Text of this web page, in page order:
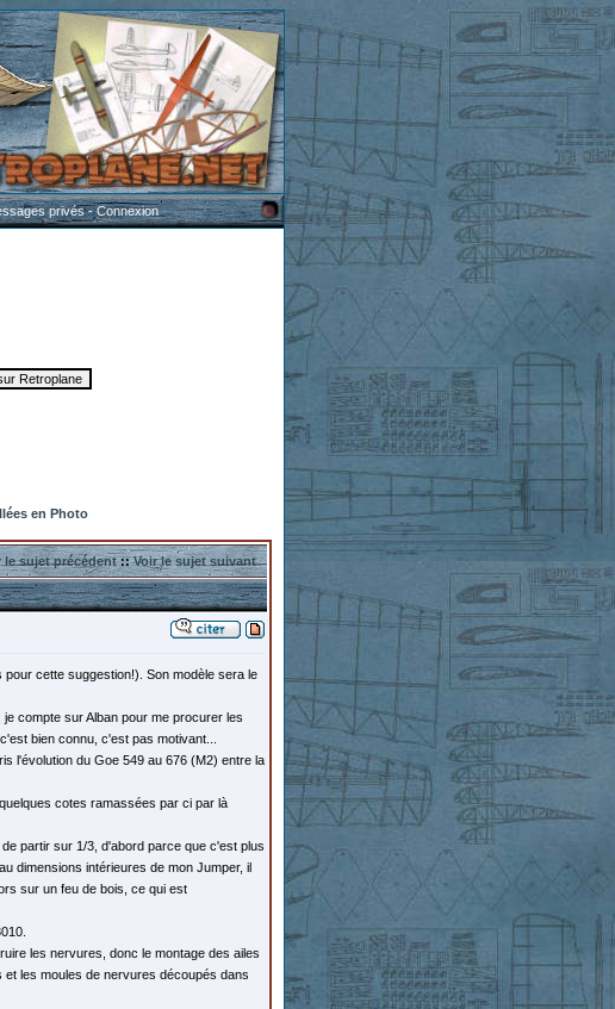
privés-Connexion
en Photo
le sujet précédent::Voir le sujet suivant
cette suggestion!). Son modèle sera le
compte sur Alban pour me procurer les
bien connu, c'est pas motivant...
l'évolution du Goe 549 au 676 (M2) entre la
cotes ramassées par ci par là
partir sur 1/3, d'abord parce que c'est plus
dimensions intérieures de mon Jumper, il
sur un feu de bois, ce qui est
les nervures, donc le montage des ailes
les moules de nervures découpés dans